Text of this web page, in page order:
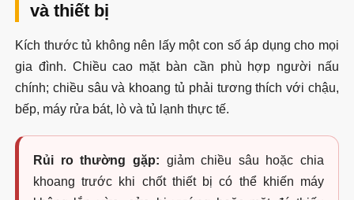
và thiết bị
Kích thước tủ không nên lấy một con số áp dụng cho mọi
gia đình. Chiều cao mặt bàn cần phù hợp người nấu
chính; chiều sâu và khoang tủ phải tương thích với chậu,
bếp, máy rửa bát, lò và tủ lạnh thực tế.
Rủi ro thường gặp: giảm chiều sâu hoặc chia
khoang trước khi chốt thiết bị có thể khiến máy